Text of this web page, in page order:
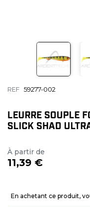
REF 59277-002
LEURRE SOUPLE
SLICK SHAD
À partir de
11,39 €
En achetant ce produit,